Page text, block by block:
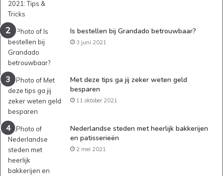
Is bestellen bij Grandado betrouwbaar?
3 juni 2021
Met deze tips ga jij zeker weten geld
besparen
11 oktober 2021
Nederlandse steden met heerlijk bakkerijen
en patisserieën
2 mei 2021